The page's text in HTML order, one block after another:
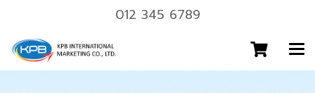
012 345 6789